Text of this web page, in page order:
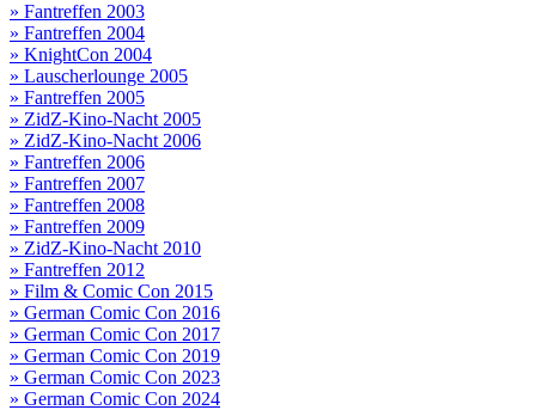
» Fantreffen 2003
» Fantreffen 2004
» KnightCon 2004
» Lauscherlounge 2005
» Fantreffen 2005
» ZidZ-Kino-Nacht 2005
» ZidZ-Kino-Nacht 2006
» Fantreffen 2006
» Fantreffen 2007
» Fantreffen 2008
» Fantreffen 2009
» ZidZ-Kino-Nacht 2010
» Fantreffen 2012
» Film & Comic Con 2015
» German Comic Con 2016
» German Comic Con 2017
» German Comic Con 2019
» German Comic Con 2023
» German Comic Con 2024